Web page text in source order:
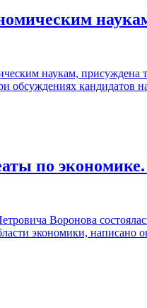
наукам, присуждена
обсуждениях кандидатов
по
Воронова
экономики, написано